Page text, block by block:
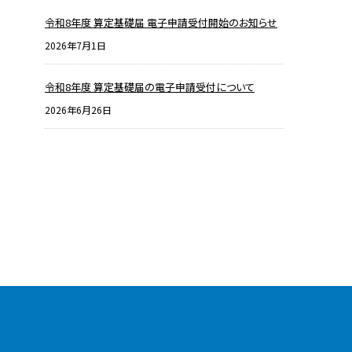
令和8年度 算定基礎届 電子申請受付開始のお知らせ
2026年7月1日
令和8年度 算定基礎届の電子申請受付について
2026年6月26日